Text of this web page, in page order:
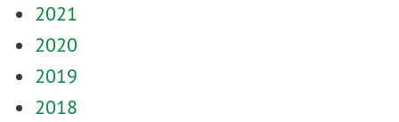
2021
2020
2019
2018